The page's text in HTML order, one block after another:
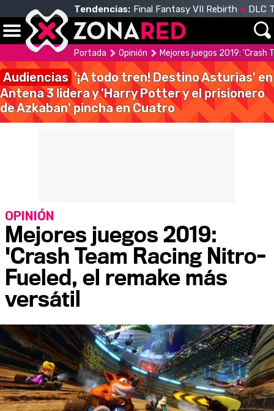
Tendencias: Final Fantasy VII Rebirth DLC
Portada Opinión Mejores juegos 2019:
Audiencias '¡A todo tren! Destino Asturias' en
Antena 3 lidera y 'Harry Potter y el prisionero
de Azkaban' pincha en Cuatro
Mejores juegos 2019:
'Crash Team Racing Nitro-
Fueled, el remake más
versátil
OPINIÓN